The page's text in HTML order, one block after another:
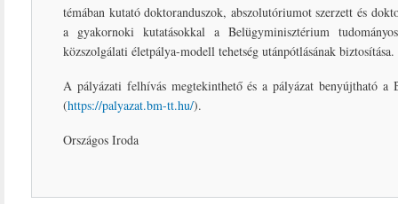
témában kutató doktoranduszok, abszolutóriumot szerzett és
a gyakornoki kutatásokkal a Belügyminisztérium
közszolgálati életpálya-modell tehetség utánpótlásának biztosítása.
A pályázati felhívás megtekinthető és a pályázat benyújtható a
(https://palyazat.bm-tt.hu/).
Országos Iroda